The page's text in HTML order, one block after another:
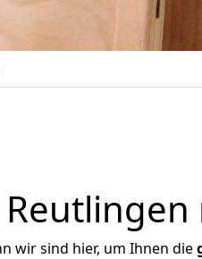
wir sind hier, um Ihnen die